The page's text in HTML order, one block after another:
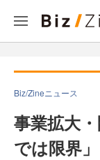
Biz/Zineニュース
事業拡大
では限界